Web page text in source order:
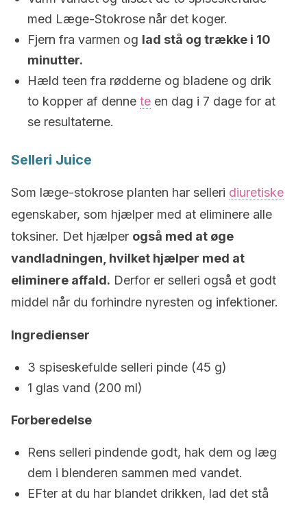
med Læge-Stokrose når det koger.
Fjern fra varmen og lad stå og trække i 10
minutter.
Hæld teen fra rødderne og bladene og drik
to kopper af denne te en dag i 7 dage for at
se resultaterne.
Selleri Juice
Som læge-stokrose planten har selleri diuretiske
egenskaber, som hjælper med at eliminere alle
toksiner. Det hjælper også med at øge
vandladningen, hvilket hjælper med at
eliminere affald. Derfor er selleri også et godt
middel når du forhindre nyresten og infektioner.
Ingredienser
3 spiseskefulde selleri pinde (45 g)
1 glas vand (200 ml)
Forberedelse
Rens selleri pindende godt, hak dem og læg
dem i blenderen sammen med vandet.
EFter at du har blandet drikken, lad det stå